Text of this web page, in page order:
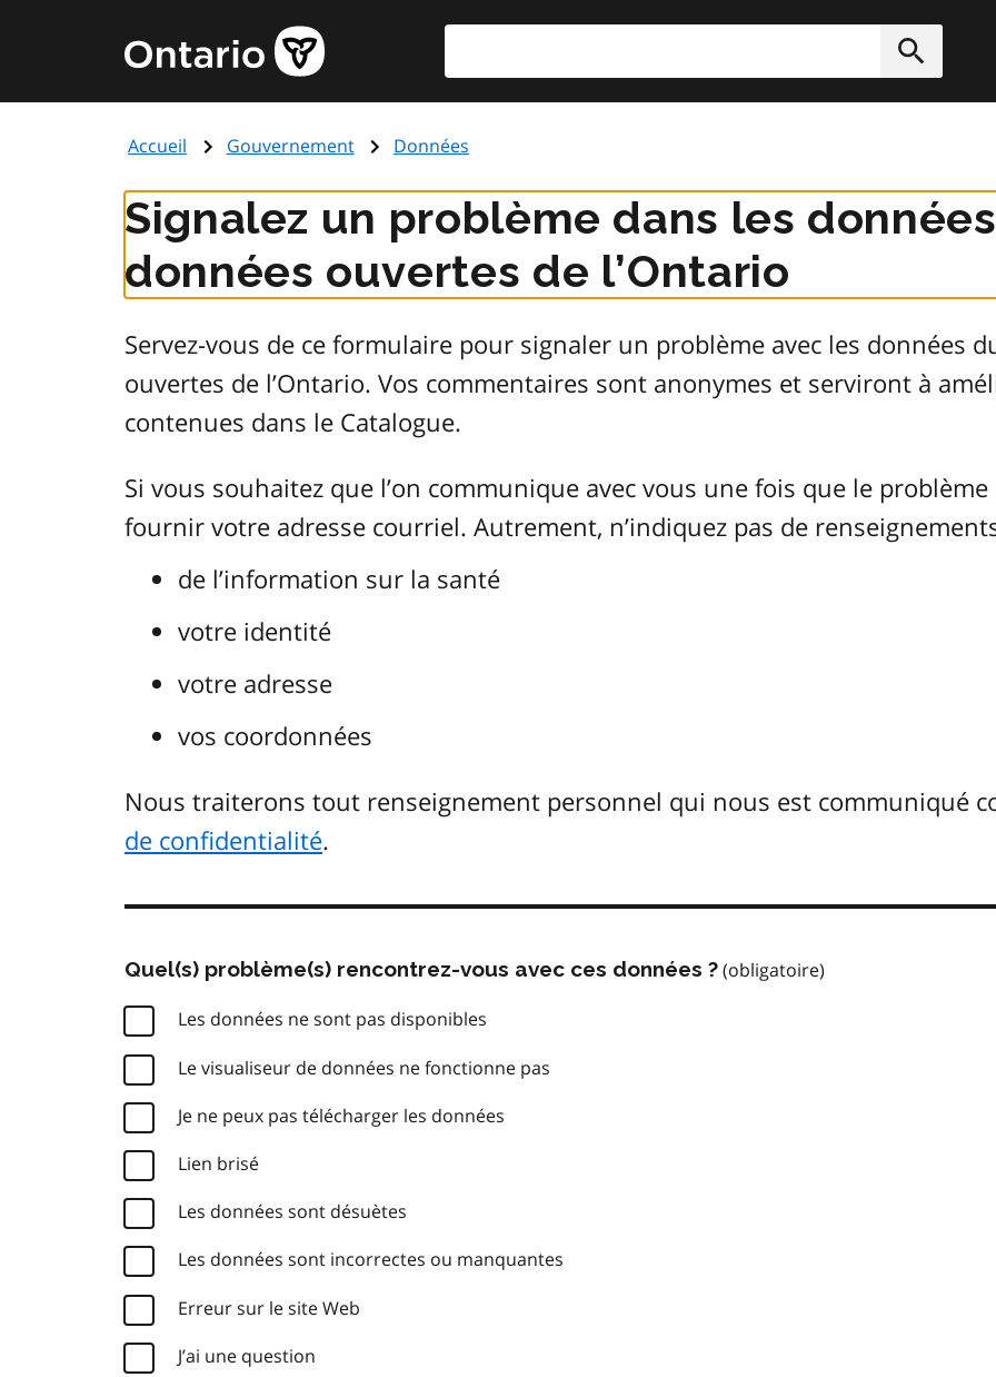
principal
Page
d'accueil
de
Accueil Gouvernement Données
Signalez un problème dans les
données ouvertes de l’Ontario
Servez-vous de ce formulaire pour signaler un problème avec les données
ouvertes de l’Ontario. Vos commentaires sont anonymes et serviront à
contenues dans le Catalogue.
Si vous souhaitez que l’on communique avec vous une fois que le
fournir votre adresse courriel. Autrement, n’indiquez pas de
de l’information sur la santé
votre identité
votre adresse
vos coordonnées
Nous traiterons tout renseignement personnel qui nous est communiqué
de confidentialité.
Quel(s) problème(s) rencontrez-vous avec ces données ?
Les données ne sont pas disponibles
Le visualiseur de données ne fonctionne pas
Je ne peux pas télécharger les données
Lien brisé
Les données sont désuètes
Les données sont incorrectes ou manquantes
Erreur sur le site Web
J’ai une question